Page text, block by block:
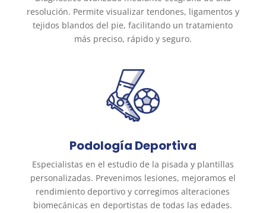
resolución. Permite visualizar tendones, ligamentos y
tejidos blandos del pie, facilitando un tratamiento
más preciso, rápido y seguro.
Podología Deportiva
Especialistas en el estudio de la pisada y plantillas
personalizadas. Prevenimos lesiones, mejoramos el
rendimiento deportivo y corregimos alteraciones
biomecánicas en deportistas de todas las edades.